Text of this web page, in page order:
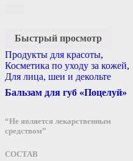
Быстрый просмотр
Продукты для красоты,
Косметика по уходу за кожей,
Для лица, шеи и декольте
Бальзам для губ «Поцелуй»
“Не является лекарственным
средством”
СОСТАВ